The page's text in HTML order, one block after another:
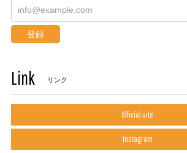
登録
Link リンク
Official site
Instagram